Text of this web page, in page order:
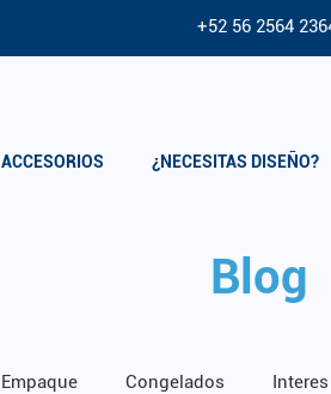
+52 56 2564
ACCESORIOS ¿NECESITAS DISEÑO?
Blog
Empaque Congelados